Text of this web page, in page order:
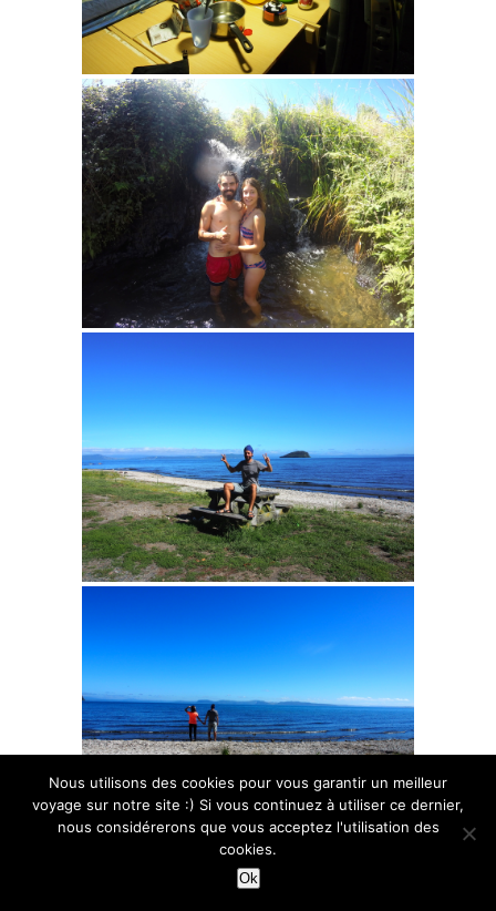
Nous utilisons des cookies pour vous garantir un meilleur
voyage sur notre site :) Si vous continuez à utiliser ce dernier,
nous considérerons que vous acceptez l'utilisation des
cookies.
Ok